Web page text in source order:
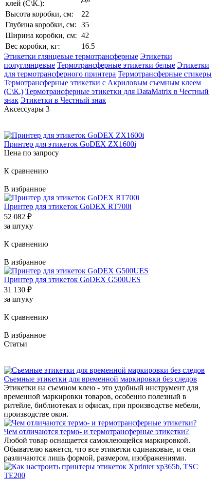
клей (С\К.):
Высота коробки, см:
22
Глубина коробки, см:
35
Ширина коробки, см: 42
Вес коробки, кг:
16.5
Этикетки глянцевые термотрансферные Этикетки
полуглянцевые Термотрансферные этикетки белые Этикетки
для термотрансферного принтера Термотрансферные стикеры
Термотрансферные этикетки с Акриловым съемным клеем
(С\К.) Термотрансферные этикетки для DataMatrix в Честный
знак Этикетки в Честный знак
Аксессуары 3
Принтер для этикеток GoDEX ZX1600i
Цена по запросу
К сравнению
В избранное
Принтер для этикеток GoDEX RT700i
52 082 ₽
за штуку
К сравнению
В избранное
Принтер для этикеток GoDEX G500UES
31 130 ₽
за штуку
К сравнению
В избранное
Статьи
Съемные этикетки для временной маркировки без следов
Этикетки на съемном клею - это удобный инструмент для
временной маркировки товаров, особенно полезный в
ритейле, библиотеках и офисах, при производстве мебели,
производстве окон.
Чем отличаются термо- и термотрансферные этикетки?
Любой товар оснащается самоклеющейся маркировкой.
Обывателю кажется, что все этикетки одинаковые, и они
различаются лишь формой, размером, изображениями.